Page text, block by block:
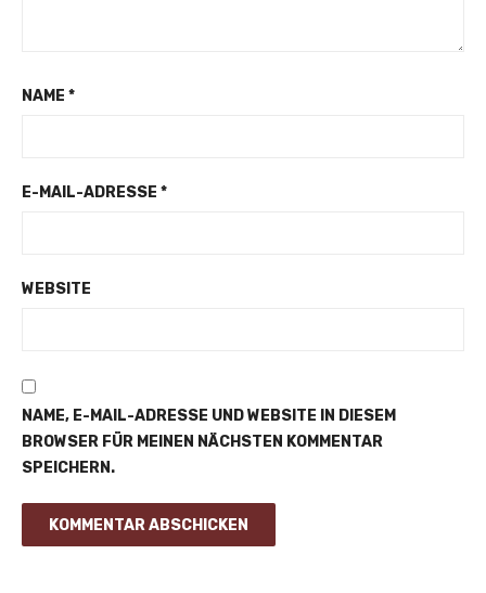
NAME *
E-MAIL-ADRESSE *
WEBSITE
NAME, E-MAIL-ADRESSE UND WEBSITE IN DIESEM
BROWSER FÜR MEINEN NÄCHSTEN KOMMENTAR
SPEICHERN.